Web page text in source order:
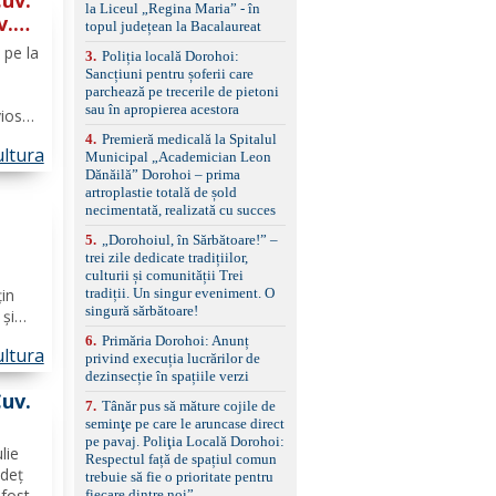
la
şi,
panoramică, geamuri
spate fumurii Carlig de
remorcare Bonus: -
Covorașe textile montate
pe mașină. -Ofer și un
set de covorașe din
împreună cu un set de
anvelope de iarnă.
la Liceul „Regina Maria” - în
topul județean la Bacalaureat
3. Poliția locală Dorohoi:
Sancțiuni pentru șoferii care
parchează pe trecerile de pietoni
sau în apropierea acestora
4. Premieră medicală la Spitalul
Municipal „Academician Leon
Dănăilă” Dorohoi – prima
artroplastie totală de șold
necimentată, realizată cu succes
5.
„Dorohoiul, în Sărbătoare!” –
trei zile dedicate tradițiilor,
culturii și comunității Trei
tradiții. Un singur eveniment. O
singură sărbătoare!
6. Primăria Dorohoi: Anunț
privind execuția lucrărilor de
dezinsecție în spațiile verzi
7. Tânăr pus să măture cojile de
seminţe pe care le aruncase direct
pe pavaj. Poliţia Locală Dorohoi:
Respectul față de spațiul comun
trebuie să fie o prioritate pentru